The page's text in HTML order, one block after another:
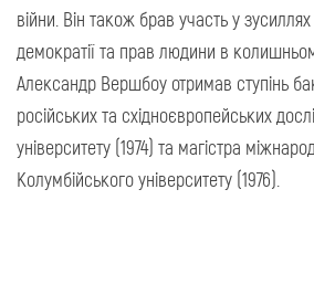
війни. Він також брав участь у
демократії та прав людини в
Александр Вершбоу отримав ступінь
російських та східноєвропейських
університету (1974) та магістра
Колумбійського університету (1976).